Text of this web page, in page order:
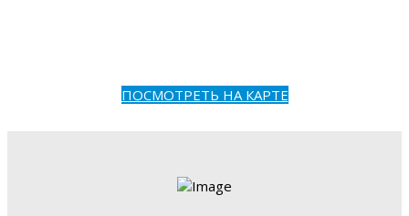
ПОСМОТРЕТЬ НА КАРТЕ